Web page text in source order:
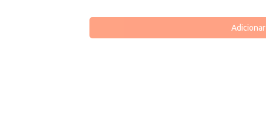
Adicionar